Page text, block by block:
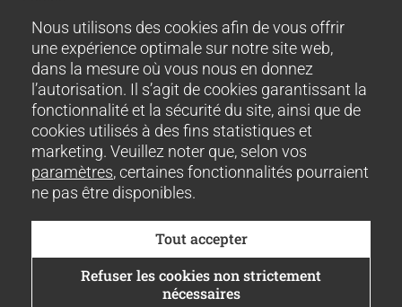
Actualités et événements
Carrière
Téléchargements
Durabilité
Histoires à succès
Contact
© 2026 Villiger Entsorgungssysteme AG. Tous droits
Disclaimer
Mentions légales
CGV
Paramètres des cookies
Nous utilisons des cookies afin de vous offrir
une expérience optimale sur notre site web,
dans la mesure où vous nous en donnez
l’autorisation. Il s’agit de cookies garantissant la
fonctionnalité et la sécurité du site, ainsi que de
cookies utilisés à des fins statistiques et
marketing. Veuillez noter que, selon vos
paramètres, certaines fonctionnalités pourraient
ne pas être disponibles.
Tout accepter
Refuser les cookies non strictement
nécessaires